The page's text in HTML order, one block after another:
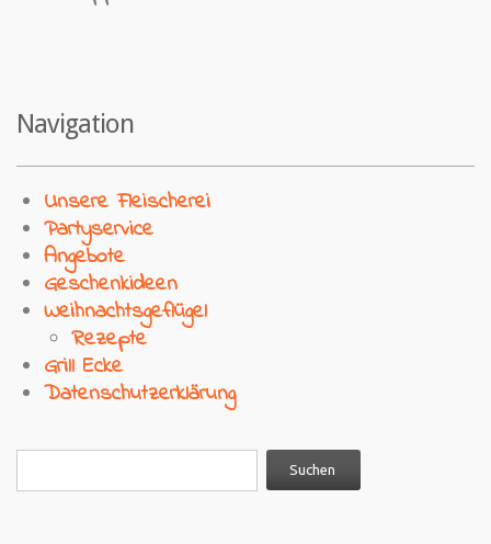
Navigation
Unsere Fleischerei
Partyservice
Angebote
Geschenkideen
Weihnachtsgeflügel
Rezepte
Grill Ecke
Datenschutzerklärung